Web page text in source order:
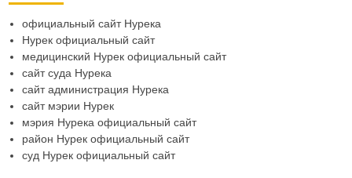
официальный сайт Нурека
Нурек официальный сайт
медицинский Нурек официальный сайт
сайт суда Нурека
сайт администрация Нурека
сайт мэрии Нурек
мэрия Нурека официальный сайт
район Нурек официальный сайт
суд Нурек официальный сайт